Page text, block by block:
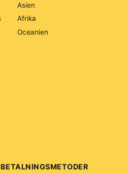
Asien
Afrika
Oceanien